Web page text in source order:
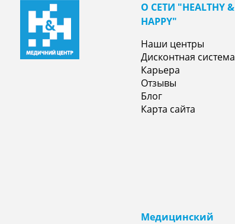
О СЕТИ "НEALTHY &
НAPPY"
Наши центры
Дисконтная система
Карьера
Отзывы
Блог
Карта сайта
Медицинский